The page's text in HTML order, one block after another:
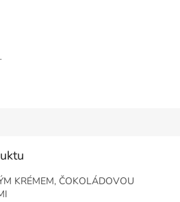
KRÉMEM, ČOKOLÁDOVOU